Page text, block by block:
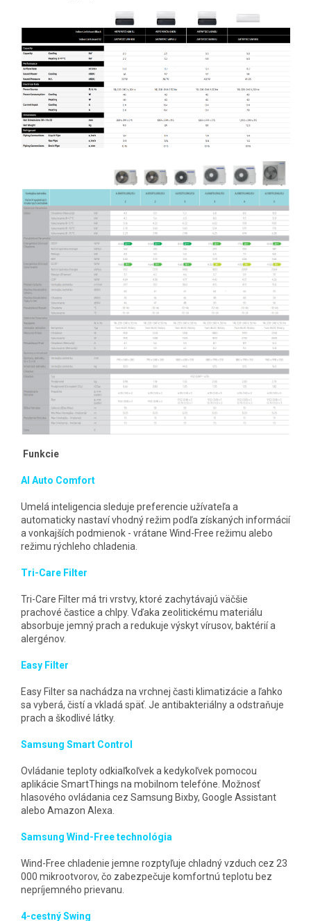
Funkcie
AI Auto Comfort
Umelá inteligencia sleduje preferencie užívateľa a
automaticky nastaví vhodný režim podľa získaných informácií
a vonkajších podmienok - vrátane Wind-Free režimu alebo
režimu rýchleho chladenia.
Tri-Care Filter
Tri-Care Filter má tri vrstvy, ktoré zachytávajú väčšie
prachové častice a chlpy. Vďaka zeolitickému materiálu
absorbuje jemný prach a redukuje výskyt vírusov, baktérií a
alergénov.
Easy Filter
Easy Filter sa nachádza na vrchnej časti klimatizácie a ľahko
sa vyberá, čistí a vkladá späť. Je antibakteriálny a odstraňuje
prach a škodlivé látky.
Samsung Smart Control
Ovládanie teploty odkiaľkoľvek a kedykoľvek pomocou
aplikácie SmartThings na mobilnom telefóne. Možnosť
hlasového ovládania cez Samsung Bixby, Google Assistant
alebo Amazon Alexa.
Samsung Wind-Free technológia
Wind-Free chladenie jemne rozptyľuje chladný vzduch cez 23
000 mikrootvorov, čo zabezpečuje komfortnú teplotu bez
nepríjemného prievanu.
4-cestný Swing